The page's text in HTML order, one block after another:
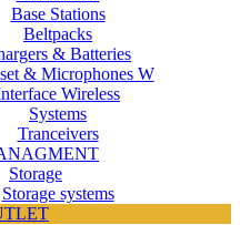
Base Stations
Beltpacks
& Batteries
& Microphones W
Wireless
Systems
Tranceivers
Storage
Storage systems